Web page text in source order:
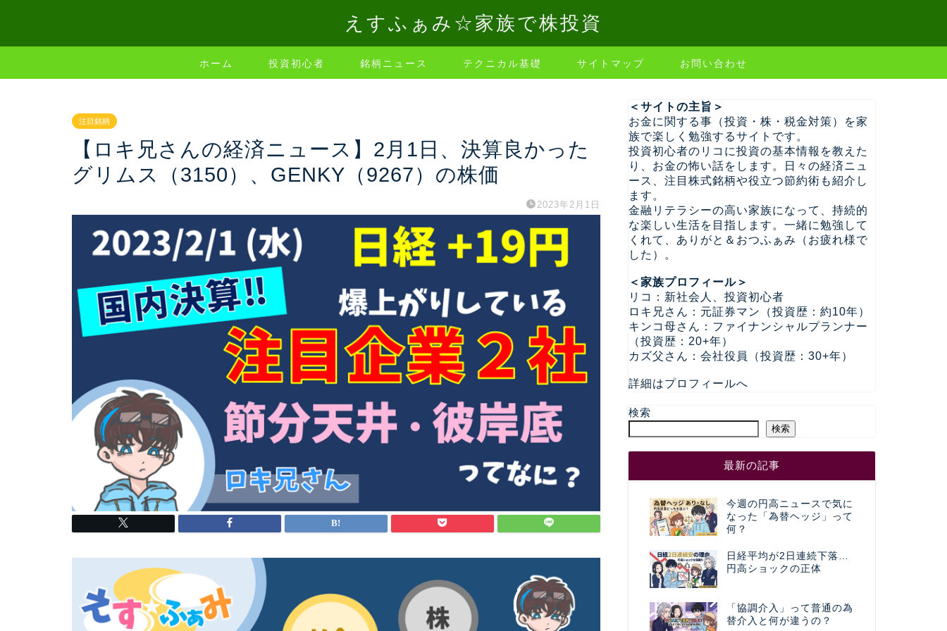
えすふぁみ☆家族で株投資
ホーム 投資初心者 銘柄ニュース テクニカル基礎 サイトマップ お問い合わせ
注目銘柄
【ロキ兄さんの経済ニュース】2月1日、決算良かった
グリムス（3150）、GENKY（9267）の株価
2023年2月1日
＜サイトの主旨＞
お金に関する事（投資・株・税金対策）を家
族で楽しく勉強するサイトです。
投資初心者のリコに投資の基本情報を教えた
り、お金の怖い話をします。日々の経済ニュ
ース、注目株式銘柄や役立つ節約術も紹介し
ます。
金融リテラシーの高い家族になって、持続的
な楽しい生活を目指します。一緒に勉強して
くれて、ありがと＆おつふぁみ（お疲れ様で
した）。
＜家族プロフィール＞
リコ：新社会人、投資初心者
ロキ兄さん：元証券マン（投資歴：約10年）
キンコ母さん：ファイナンシャルプランナー
（投資歴：20+年）
カズ父さん：会社役員（投資歴：30+年）
詳細はプロフィールへ
検索
検索
最新の記事
今週の円高ニュースで気に
なった「為替ヘッジ」って
何？
日経平均が2日連続下落…
円高ショックの正体
「協調介入」って普通の為
替介入と何が違うの？